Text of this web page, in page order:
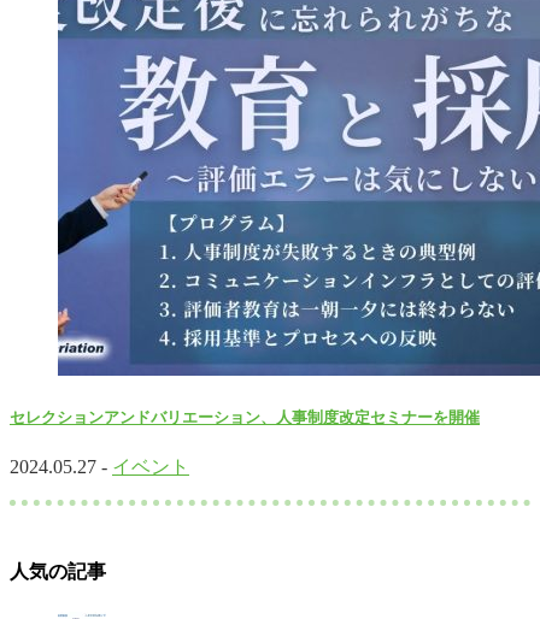
セレクションアンドバリエーション、人事制度改定セミナーを開催
2024.05.27 - イベント
人気の記事